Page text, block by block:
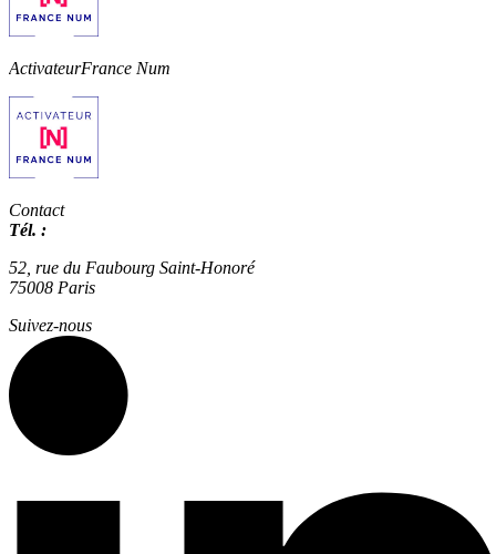
ActivateurFrance Num
Contact
Tél. :
52, rue du Faubourg Saint-Honoré
75008 Paris
Suivez-nous